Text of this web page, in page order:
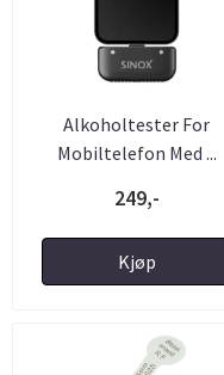
Alkoholtester For
Mobiltelefon Med ...
249,-
Kjøp